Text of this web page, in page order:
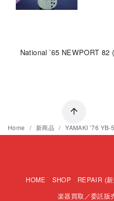
National ’65 NEWPORT 82
Home 新商品 YAMAKI ’76 YB-
HOME SHOP REPAIR (
楽器買取／委託販